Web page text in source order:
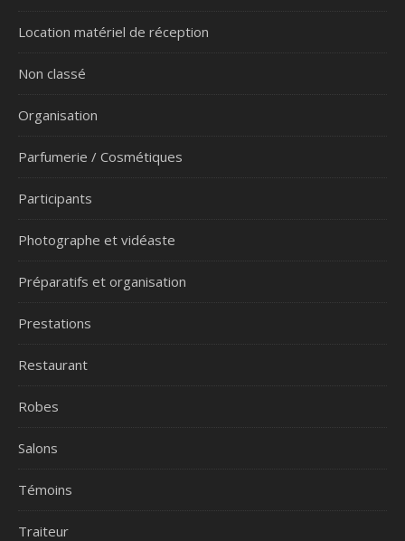
Location matériel de réception
Non classé
Organisation
Parfumerie / Cosmétiques
Participants
Photographe et vidéaste
Préparatifs et organisation
Prestations
Restaurant
Robes
Salons
Témoins
Traiteur